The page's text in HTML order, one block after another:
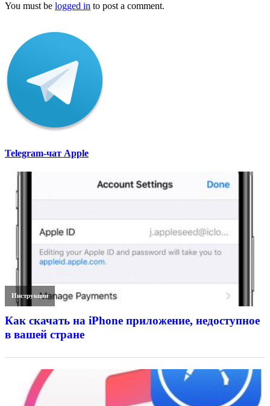
You must be logged in to post a comment.
Telegram-чат Apple
Инструкции
Как скачать на iPhone приложение, недоступное
в вашей стране